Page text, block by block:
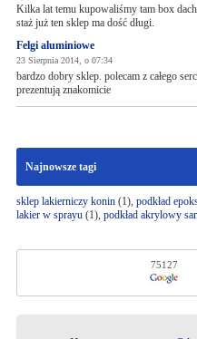
Kilka lat temu kupowaliśmy tam box
staż już ten sklep ma dość długi.
Felgi aluminiowe
23 Sierpnia 2014, o 07:34
bardzo dobry sklep. polecam z całego
prezentują znakomicie
Najnowsze tagi
sklep lakierniczy konin(1), podkład
lakier w sprayu(1), podkład akrylowy
75127